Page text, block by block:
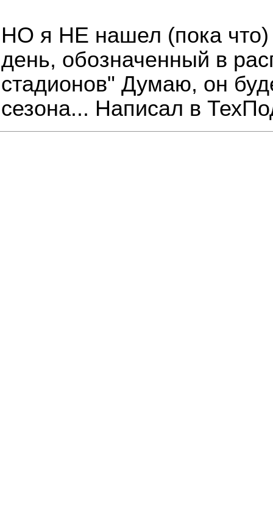
НО я НЕ нашел (пока что)
день, обозначенный в
стадионов" Думаю, он
сезона... Написал в